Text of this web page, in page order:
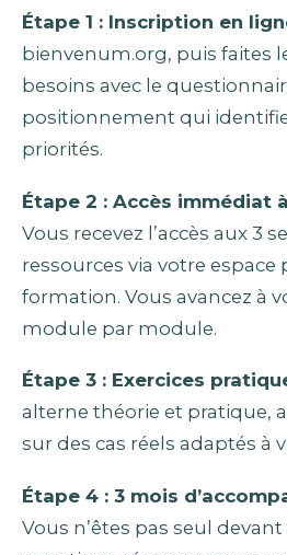
Étape 1 : Inscription en
bienvenum.org, puis faites
besoins avec le
positionnement qui
priorités.
Étape 2 : Accès immédiat
Vous recevez l’accès aux 3
ressources via votre espace
formation. Vous avancez à
module par module.
Étape 3 : Exercices
alterne théorie et pratique,
sur des cas réels adaptés à
Étape 4 : 3 mois
Vous n’êtes pas seul devant